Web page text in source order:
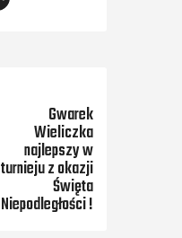
Gwarek
Wieliczka
najlepszy w
turnieju z okazji
Święta
Niepodległości !